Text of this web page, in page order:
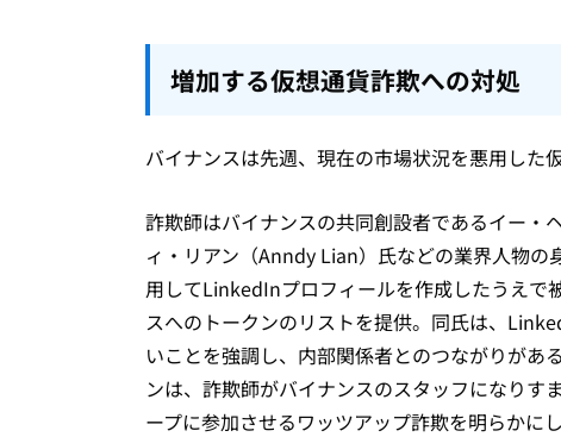
増加する仮想通貨詐欺への対処
バイナンスは先週、現在の市場状況を悪用した
詐欺師はバイナンスの共同創設者であるイー・
ィ・リアン（Anndy Lian）氏などの業界人物
用してLinkedInプロフィールを作成したうえで
スへのトークンのリストを提供。同氏は、
いことを強調し、内部関係者とのつながりがあ
ンは、詐欺師がバイナンスのスタッフになり
ープに参加させるワッツアップ詐欺を明らかにし